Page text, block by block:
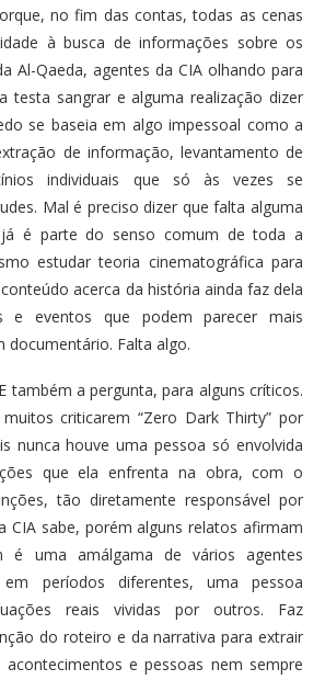
no fim das contas, todas as cenas
à busca de informações sobre os
Al-Qaeda, agentes da CIA olhando para
testa sangrar e alguma realização dizer
se baseia em algo impessoal como a
de informação, levantamento de
individuais que só às vezes se
Mal é preciso dizer que falta alguma
é parte do senso comum de toda a
estudar teoria cinematográfica para
acerca da história ainda faz dela
e eventos que podem parecer mais
documentário. Falta algo.
também a pergunta, para alguns críticos.
criticarem “Zero Dark Thirty” por
nunca houve uma pessoa só envolvida
que ela enfrenta na obra, com o
tão diretamente responsável por
CIA sabe, porém alguns relatos afirmam
é uma amálgama de vários agentes
períodos diferentes, uma pessoa
reais vividas por outros. Faz
do roteiro e da narrativa para extrair
e pessoas nem sempre